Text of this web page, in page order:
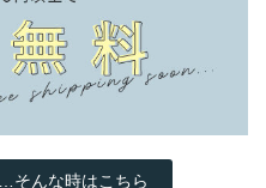
そんな時はこちら